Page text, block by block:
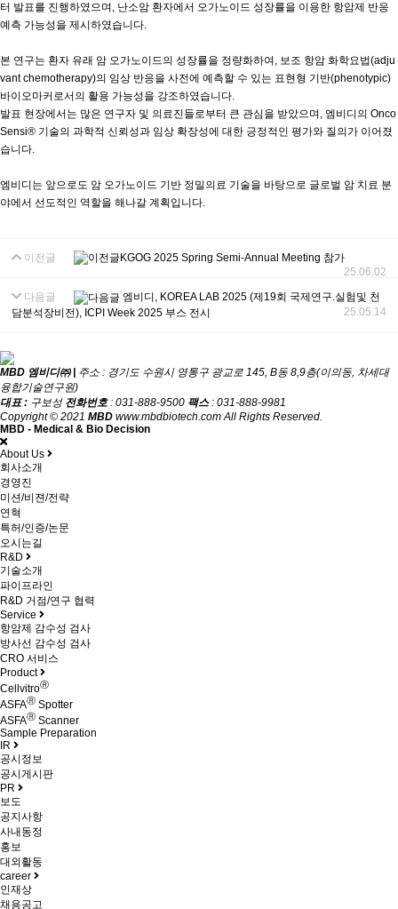
터 발표를 진행하였으며, 난소암 환자에서 오가노이드 성장률을 이용한 항암제 반응
예측 가능성을 제시하였습니다.
본 연구는 환자 유래 암 오가노이드의 성장률을 정량화하여, 보조 항암 화학요법(adju
vant chemotherapy)의 임상 반응을 사전에 예측할 수 있는 표현형 기반(phenotypic)
바이오마커로서의 활용 가능성을 강조하였습니다.
발표 현장에서는 많은 연구자 및 의료진들로부터 큰 관심을 받았으며, 엠비디의 Onco
Sensi® 기술의 과학적 신뢰성과 임상 확장성에 대한 긍정적인 평가와 질의가 이어졌
습니다.
엠비디는 앞으로도 암 오가노이드 기반 정밀의료 기술을 바탕으로 글로벌 암 치료 분
야에서 선도적인 역할을 해나갈 계획입니다.
이전글
KGOG 2025 Spring Semi-Annual Meeting 참가
25.06.02
다음글
엠비디, KOREA LAB 2025 (제19회 국제연구.실험및 천
담분석장비전), ICPI Week 2025 부스 전시
25.05.14
MBD 엠비디㈜ | 주소 : 경기도 수원시 영통구 광교로 145, B동 8,9층(이의동, 차세대
융합기술연구원)
대표 : 구보성 전화번호: 031-888-9500 팩스: 031-888-9981
Copyright © 2021 MBD www.mbdbiotech.com All Rights Reserved.
MBD - Medical & Bio Decision
About Us
회사소개
경영진
미션/비젼/전략
연혁
특허/인증/논문
오시는길
R&D
기술소개
파이프라인
R&D 거점/연구 협력
Service
항암제 감수성 검사
방사선 감수성 검사
CRO 서비스
Product
CellvitroⓇ
ASFAⓇ Spotter
ASFAⓇ Scanner
Sample Preparation
IR
공시정보
공시게시판
PR
보도
공지사항
사내동정
홍보
대외활동
career
인재상
채용공고